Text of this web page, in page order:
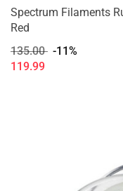
Spectrum Filaments
Red
135.00 -11%
119.99